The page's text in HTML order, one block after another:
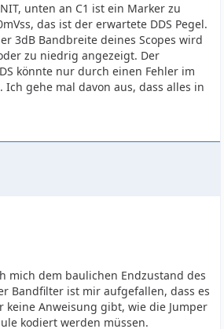
unten an C1 ist ein Marker zu
das ist der erwartete DDS Pegel.
3dB Bandbreite deines Scopes wird
zu niedrig angezeigt. Der
könnte nur durch einen Fehler im
Ich gehe mal davon aus, dass alles in
mich dem baulichen Endzustand des
Bandfilter ist mir aufgefallen, dass es
keine Anweisung gibt, wie die Jumper
kodiert werden müssen.